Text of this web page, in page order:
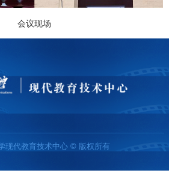
会议现场
现代教育技术中心 © 版权所有